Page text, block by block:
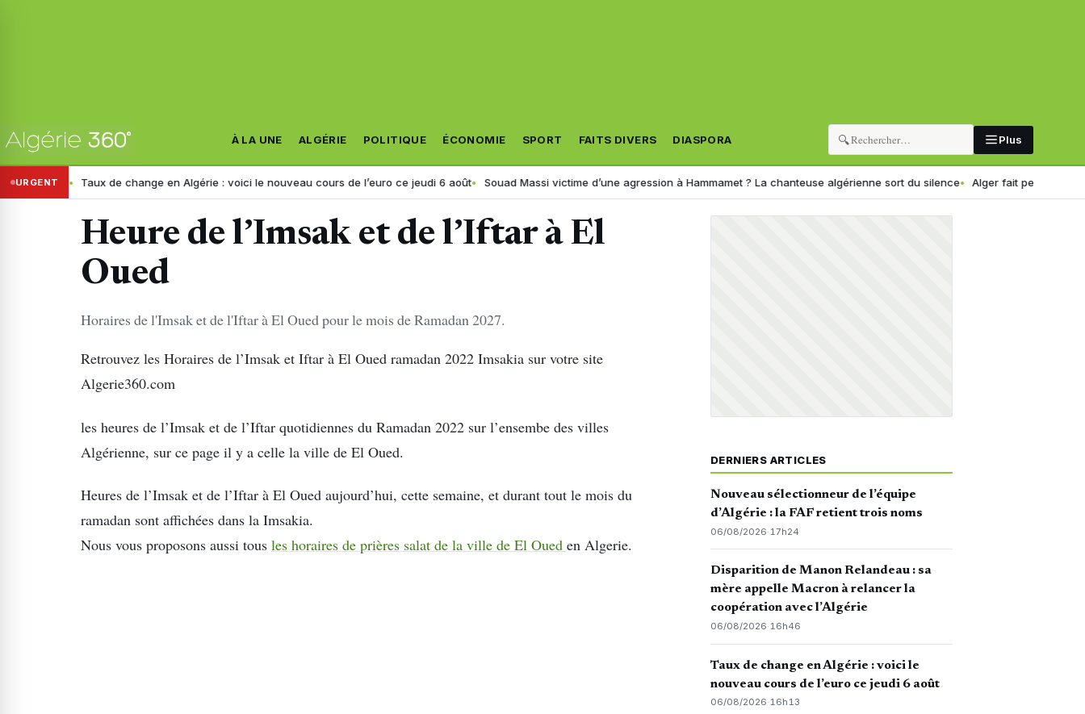
À LA UNE ALGÉRIE POLITIQUE ÉCONOMIE SPORT FAITS DIVERS DIASPORA 🔍 Plus
URGENTTaux de change en Algérie : voici le nouveau cours de l’euro ce jeudi 6 août Souad Massi victime d’une agression à Hammamet ? La chanteuse algérienne sort du silence Alger fait peau neuve : la
Heure de l’Imsak et de l’Iftar à El
Oued
Horaires de l'Imsak et de l'Iftar à El Oued pour le mois de Ramadan 2027.
Retrouvez les Horaires de l’Imsak et Iftar à El Oued ramadan 2022 Imsakia sur votre site
Algerie360.com
les heures de l’Imsak et de l’Iftar quotidiennes du Ramadan 2022 sur l’ensembe des villes
Algérienne, sur ce page il y a celle la ville de El Oued.
Heures de l’Imsak et de l’Iftar à El Oued aujourd’hui, cette semaine, et durant tout le mois du
ramadan sont affichées dans la Imsakia.
Nous vous proposons aussi tous les horaires de prières salat de la ville de El Oued en Algerie.
DERNIERS ARTICLES
Nouveau sélectionneur de l’équipe
d’Algérie : la FAF retient trois noms
06/08/2026· 17h24
Disparition de Manon Relandeau : sa
mère appelle Macron à relancer la
coopération avec l’Algérie
06/08/2026·16h46
Taux de change en Algérie : voici le
nouveau cours de l’euro ce jeudi 6 août
06/08/2026·16h13